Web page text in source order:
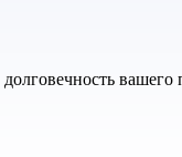
вашего